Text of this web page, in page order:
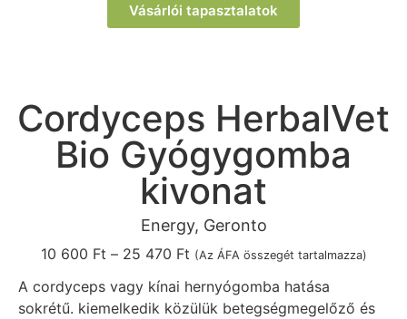
Vásárlói tapasztalatok
Cordyceps HerbalVet
Bio Gyógygomba
kivonat
Energy, Geronto
10 600 Ft – 25 470 Ft (Az ÁFA összegét tartalmazza)
A cordyceps vagy kínai hernyógomba hatása
sokrétű. kiemelkedik közülük betegségmegelőző és